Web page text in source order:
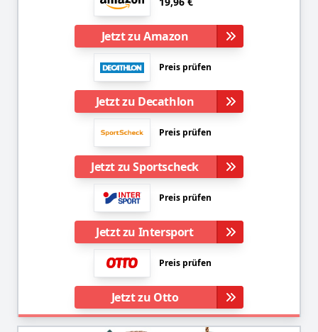
Jetzt zu Amazon
Preis prüfen
Jetzt zu Decathlon
Preis prüfen
Jetzt zu Sportscheck
Preis prüfen
Jetzt zu Intersport
Preis prüfen
Jetzt zu Otto